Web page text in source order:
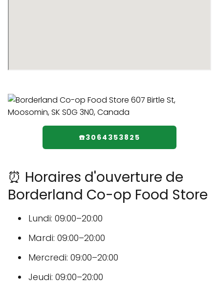
☎️3064353825
⏰ Horaires d'ouverture de
Borderland Co-op Food Store
Lundi: 09:00–20:00
Mardi: 09:00–20:00
Mercredi: 09:00–20:00
Jeudi: 09:00–20:00